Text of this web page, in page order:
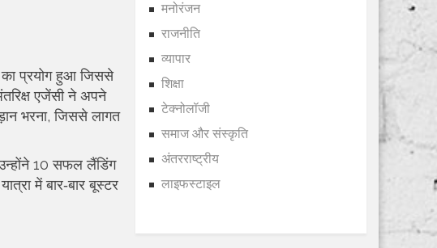
का प्रयोग हुआ जिससे
एजेंसी ने अपने
भरना, जिससे लागत
10 सफल लैंडिंग
में बार‑बार बूस्टर
मनोरंजन
राजनीति
व्यापार
शिक्षा
टेक्नोलॉजी
समाज और संस्कृति
अंतरराष्ट्रीय
लाइफस्टाइल